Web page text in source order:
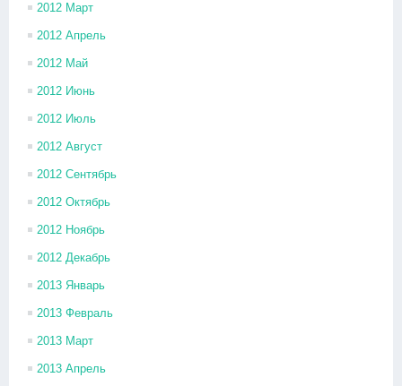
2012 Март
2012 Апрель
2012 Май
2012 Июнь
2012 Июль
2012 Август
2012 Сентябрь
2012 Октябрь
2012 Ноябрь
2012 Декабрь
2013 Январь
2013 Февраль
2013 Март
2013 Апрель